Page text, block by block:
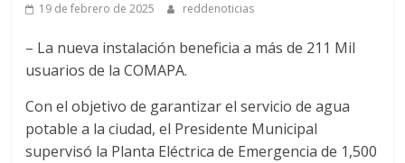
19 de febrero de 2025 reddenoticias
– La nueva instalación beneficia a más de 211 Mil
usuarios de la COMAPA.
Con el objetivo de garantizar el servicio de agua
potable a la ciudad, el Presidente Municipal
supervisó la Planta Eléctrica de Emergencia de 1,500